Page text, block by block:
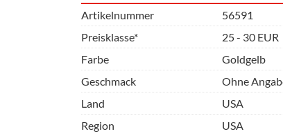
Artikelnummer
56591
Preisklasse*
25 - 30 EUR
Farbe
Goldgelb
Geschmack
Ohne
Land
USA
Region
USA